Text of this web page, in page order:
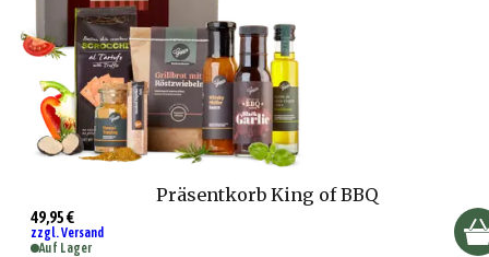
Präsentkorb King of BBQ
49,95 €
zzgl. Versand
Auf Lager